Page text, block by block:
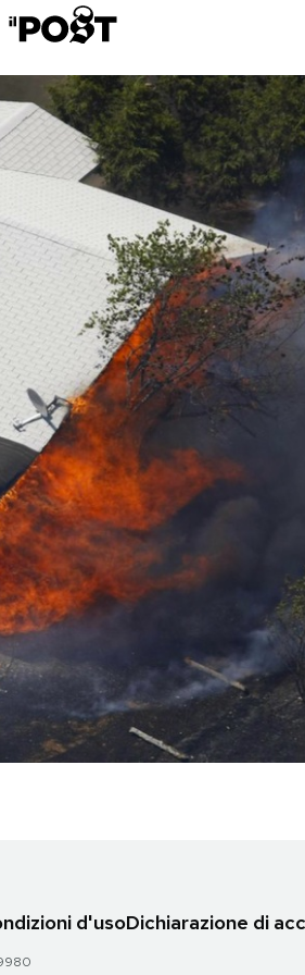
d'usoDichiarazione di